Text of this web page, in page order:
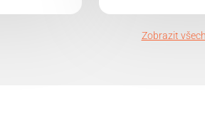
Zobrazit